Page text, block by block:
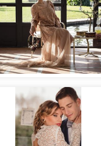
nupcial "Clara".